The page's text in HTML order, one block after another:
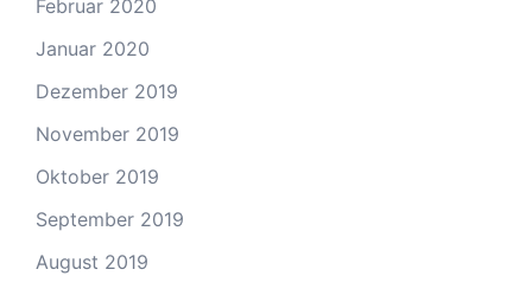
Februar 2020
Januar 2020
Dezember 2019
November 2019
Oktober 2019
September 2019
August 2019